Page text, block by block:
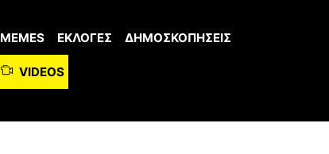
MEMES ΕΚΛΟΓΕΣ ΔΗΜΟΣΚΟΠΗΣΕΙΣ
VIDEOS